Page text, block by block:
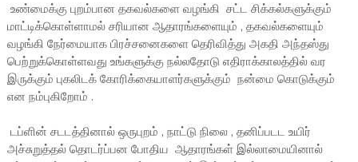
உண்மைக்கு புறம்பான தகவல்களை வழங்கி சட்ட சிக்கல்களுக்கும்
மாட்டிக்கொள்ளாமல் சரியான ஆதாரங்களையும் , தகவல்களையும்
வழங்கி நேர்மையாக பிரச்சனைகளை தெரிவித்து அகதி அந்தஸ்து
பெற்றுக்கொள்ளவது உங்களுக்கு நல்லதோடு எதிராக்காலத்தில் வர
இருக்கும் புகலிடக் கோரிக்கையாளர்களுக்கும் நன்மை கொடுக்கும்
என நம்புகிறோம் .
டப்ளின் சடடத்தினால் ஒருபுறம் , நாட்டு நிலை , தனிப்படட உயிர்
அச்சுறுத்தல் தொடர்ப்பன போதிய ஆதாரங்கள் இல்லாமையினால்